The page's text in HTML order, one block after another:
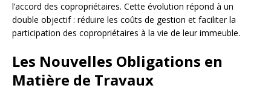
l’accord des copropriétaires. Cette évolution répond à un
double objectif : réduire les coûts de gestion et faciliter la
participation des copropriétaires à la vie de leur immeuble.
Les Nouvelles Obligations en
Matière de Travaux